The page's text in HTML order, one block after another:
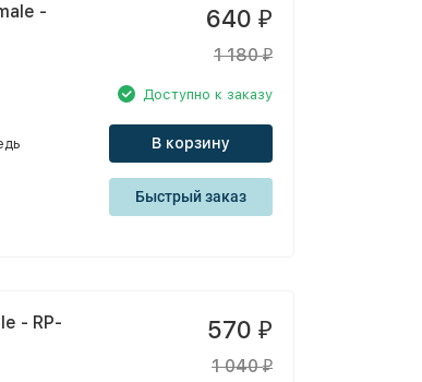
-
640 ₽
1 180₽
Доступно к заказу
В корзину
Быстрый заказ
- RP-
570 ₽
1 040₽